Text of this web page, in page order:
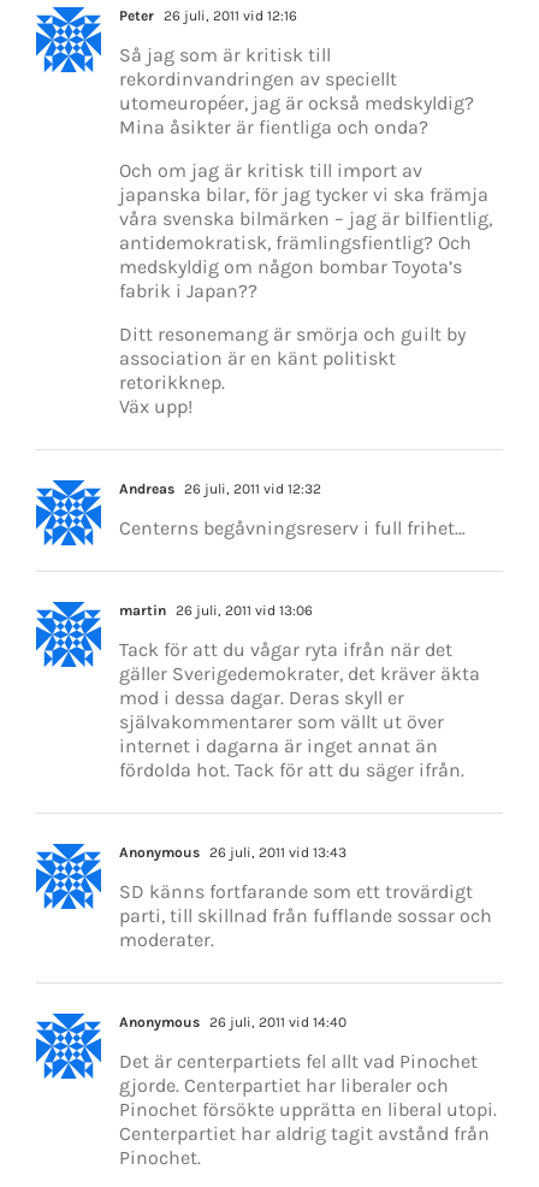
Peter 26 juli, 2011 vid 12:16
Så jag som är kritisk till
rekordinvandringen av speciellt
utomeuropéer, jag är också medskyldig?
Mina åsikter är fientliga och onda?
Och om jag är kritisk till import av
japanska bilar, för jag tycker vi ska främja
våra svenska bilmärken – jag är bilfientlig,
antidemokratisk, främlingsfientlig? Och
medskyldig om någon bombar Toyota’s
fabrik i Japan??
Ditt resonemang är smörja och guilt by
association är en känt politiskt
retorikknep.
Väx upp!
Andreas 26 juli, 2011 vid 12:32
Centerns begåvningsreserv i full frihet…
martin 26 juli, 2011 vid 13:06
Tack för att du vågar ryta ifrån när det
gäller Sverigedemokrater, det kräver äkta
mod i dessa dagar. Deras skyll er
självakommentarer som vällt ut över
internet i dagarna är inget annat än
fördolda hot. Tack för att du säger ifrån.
Anonymous 26 juli, 2011 vid 13:43
SD känns fortfarande som ett trovärdigt
parti, till skillnad från fufflande sossar och
moderater.
Anonymous 26 juli, 2011 vid 14:40
Det är centerpartiets fel allt vad Pinochet
gjorde. Centerpartiet har liberaler och
Pinochet försökte upprätta en liberal utopi.
Centerpartiet har aldrig tagit avstånd från
Pinochet.